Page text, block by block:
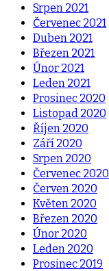
Srpen 2021
Červenec 2021
Duben 2021
Březen 2021
Únor 2021
Leden 2021
Prosinec 2020
Listopad 2020
Říjen 2020
Září 2020
Srpen 2020
Červenec 2020
Červen 2020
Květen 2020
Březen 2020
Únor 2020
Leden 2020
Prosinec 2019